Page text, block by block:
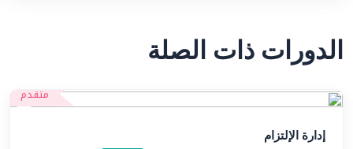
الدورات ذات الصلة
متقدم
إدارة الإلتزام